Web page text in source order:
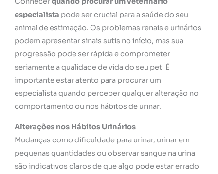
especialista pode ser crucial para a saúde do seu
animal de estimação. Os problemas renais e urinários
podem apresentar sinais sutis no início, mas sua
progressão pode ser rápida e comprometer
seriamente a qualidade de vida do seu pet. É
importante estar atento para procurar um
especialista quando perceber qualquer alteração no
comportamento ou nos hábitos de urinar.
Alterações nos Hábitos Urinários
Mudanças como dificuldade para urinar, urinar em
pequenas quantidades ou observar sangue na urina
são indicativos claros de que algo pode estar errado.